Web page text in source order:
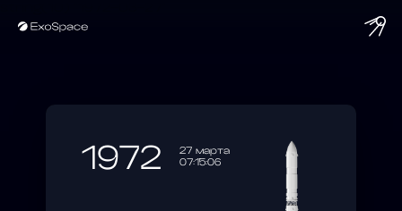
1972
27 марта
07:15:06